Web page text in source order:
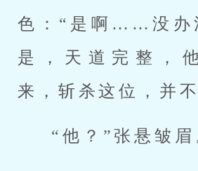
色：“是啊……没办
是，天道完整，
来，斩杀这位，并
“他？”张悬皱眉